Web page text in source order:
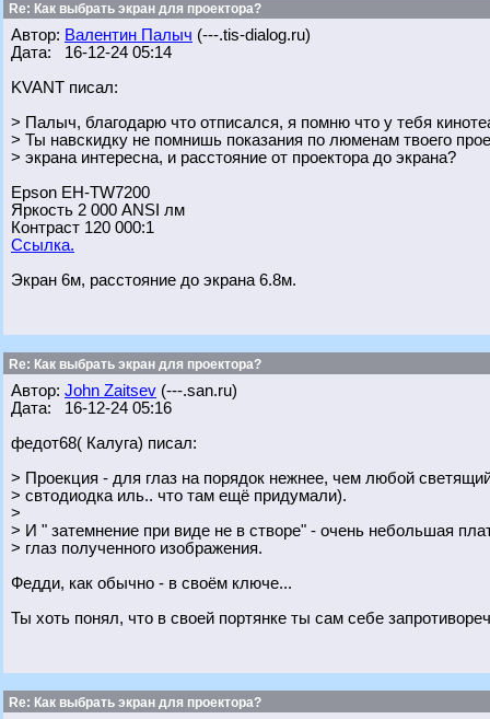
Re: Как выбрать экран для проектора?
Автор: Валентин Палыч (---.tis-dialog.ru)
Дата: 16-12-24 05:14
KVANT писал:
> Палыч, благодарю что отписался, я помню что у тебя
> Ты навскидку не помнишь показания по люменам твоего
> экрана интересна, и расстояние от проектора до экрана?
Epson EH-TW7200
Яркость 2 000 ANSI лм
Контраст 120 000:1
Ссылка.
Экран 6м, расстояние до экрана 6.8м.
Re: Как выбрать экран для проектора?
Автор: John Zaitsev (---.san.ru)
Дата: 16-12-24 05:16
федот68( Калуга) писал:
> Проекция - для глаз на порядок нежнее, чем любой
> свтодиодка иль.. что там ещё придумали).
>
> И " затемнение при виде не в створе" - очень небольшая
> глаз полученного изображения.
Федди, как обычно - в своём ключе...
Ты хоть понял, что в своей портянке ты сам себе
Re: Как выбрать экран для проектора?